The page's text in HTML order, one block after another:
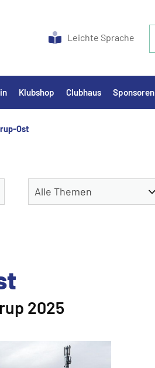
Leichte Sprache
Klubshop Clubhaus Sponsoren
Ost
2025